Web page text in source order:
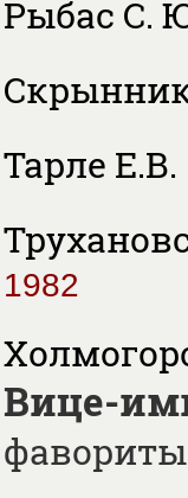
Рыбас С.
Тарле Е.В.
1982
Вице-
фавориты